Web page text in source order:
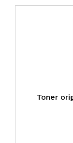
Toner